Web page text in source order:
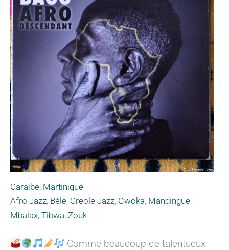
Caraïbe, Martinique
Afro Jazz, Bèlè, Creole Jazz, Gwoka, Mandingue,
Mbalax, Tibwa, Zouk
Comme beaucoup de talentueux